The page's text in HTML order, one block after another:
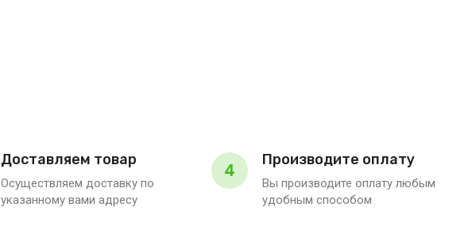
Доставляем товар
Осуществляем доставку по
указанному вами адресу
4
Производите оплату
Вы производите оплату любым
удобным способом